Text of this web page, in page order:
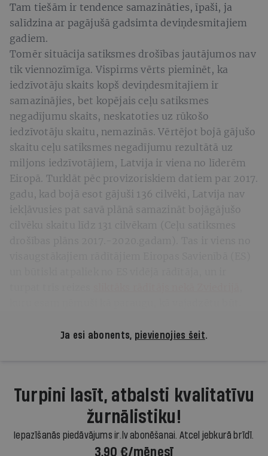
Tam tiešām ir tendence samazināties, īpaši, ja
salīdzina ar pagājušā gadsimta deviņdesmitajiem
gadiem.
Tomēr situācija satiksmes drošības jautājumos nav
tik viennozīmīga. Vispirms vērts pieminēt, ka
iedzīvotāju skaits kopš deviņdesmitajiem ir
samazinājies, bet kopējais ceļu satiksmes
negadījumu skaits, neskatoties uz rūkošo
iedzīvotāju skaitu, nemazinās. Vērtējot bojā gājušo
skaitu ceļu satiksmes negadījumu rezultātā uz
miljons iedzīvotājiem, Latvija ir viena no līderēm
Eiropā. Turklāt pēc provizoriskiem datiem par 2017.
gadu, kad bojā esot gājuši 136 cilvēki, Latvija nav
iekļāvusies pat savā plānā samazināt bojāgājušo
cilvēku skaitu līdz 131 cilvēkam (Ceļu satiksmes
Ja esi abonents, pievienojies šeit.
Turpini lasīt, atbalsti kvalitatīvu
žurnālistiku!
Iepazīšanās piedāvājums ir.lv abonēšanai. Atcel jebkurā brīdī.
3,90 €/mēnesī